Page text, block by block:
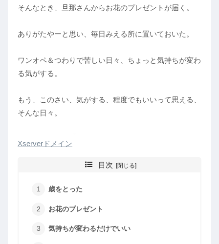
そんなとき、旦那さんからお花のプレゼントが届く。
ありがたやーと思い、毎日みえる所に置いておいた。
ワンオペ＆つわりで苦しい日々、ちょっと気持ちが変わ
る気がする。
もう、このさい、気がする、程度でもいいって思える、
そんな日々。
Xserverドメイン
目次
歳をとった
お花のプレゼント
気持ちが変わるだけでいい